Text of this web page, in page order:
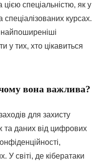
спеціальністю, як у
спеціалізованих курсах.
у тих, хто цікавиться
вона важлива?
для захисту
та даних від цифрових
У світі, де кібератаки